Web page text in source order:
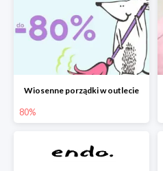
Wiosenne porządki w outlecie
80%